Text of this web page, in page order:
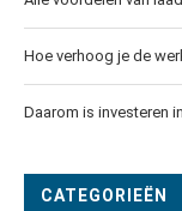
Hoe verhoog je de
Daarom is investeren
CATEGORIEËN